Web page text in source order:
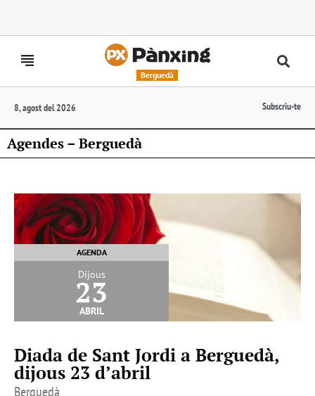
Berguedà
8, agost del 2026 Subscriu-te
Agendes – Berguedà
AGENDA
Dijous
23
abril
Diada de Sant Jordi a Berguedà,
dijous 23 d’abril
Berguedà